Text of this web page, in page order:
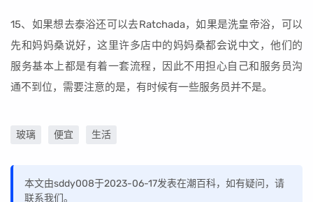
15、如果想去泰浴还可以去Ratchada，如果是洗皇帝浴，可以
先和妈妈桑说好，这里许多店中的妈妈桑都会说中文，他们的
服务基本上都是有着一套流程，因此不用担心自己和服务员沟
通不到位，需要注意的是，有时候有一些服务员并不是。
玻璃 便宜 生活
本文由sddy008于2023-06-17发表在潮百科，如有疑问，请
联系我们。